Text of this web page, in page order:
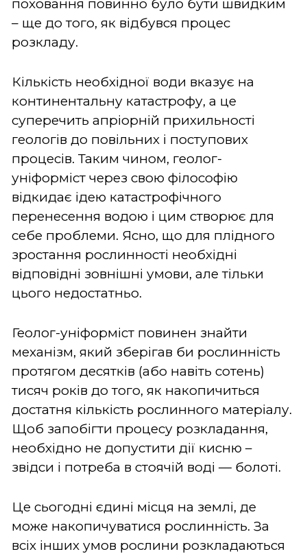
поховання повинно було бути швидким
– ще до того, як відбувся процес
розкладу.
Кількість необхідної води вказує на
континентальну катастрофу, а це
суперечить апріорній прихильності
геологів до повільних і поступових
процесів. Таким чином, геолог-
уніформіст через свою філософію
відкидає ідею катастрофічного
перенесення водою і цим створює для
себе проблеми. Ясно, що для плідного
зростання рослинності необхідні
відповідні зовнішні умови, але тільки
цього недостатньо.
Геолог-уніформіст повинен знайти
механізм, який зберігав би рослинність
протягом десятків (або навіть сотень)
тисяч років до того, як накопичиться
достатня кількість рослинного матеріалу.
Щоб запобігти процесу розкладання,
необхідно не допустити дії кисню –
звідси і потреба в стоячій воді — болоті.
Це сьогодні єдині місця на землі, де
може накопичуватися рослинність. За
всіх інших умов рослини розкладаються